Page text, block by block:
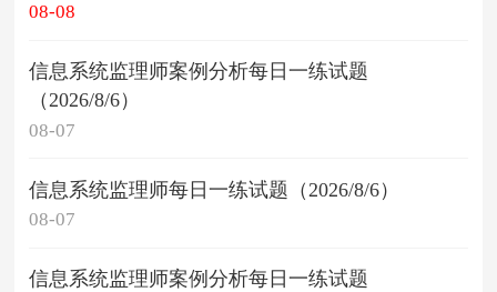
08-08
信息系统监理师案例分析每日一练试题
（2026/8/6）
08-07
信息系统监理师每日一练试题（2026/8/6）
08-07
信息系统监理师案例分析每日一练试题